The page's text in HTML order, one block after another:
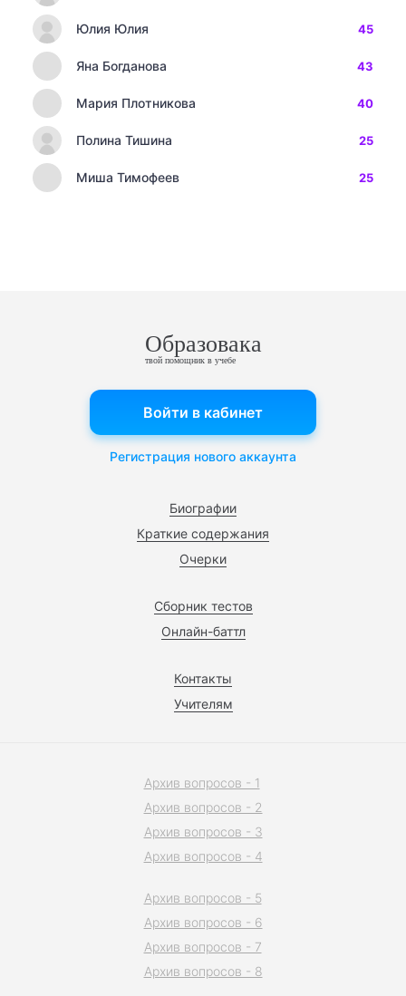
Юлия Юлия 45
Яна Богданова 43
Мария Плотникова 40
Полина Тишина 25
Миша Тимофеев 25
Образовака
твой помощник в учебе
Биографии
Краткие содержания
Очерки
Сборник тестов
Онлайн-баттл
Контакты
Учителям
Войти в кабинет
Регистрация нового аккаунта
Архив вопросов - 1
Архив вопросов - 2
Архив вопросов - 3
Архив вопросов - 4
Архив вопросов - 5
Архив вопросов - 6
Архив вопросов - 7
Архив вопросов - 8